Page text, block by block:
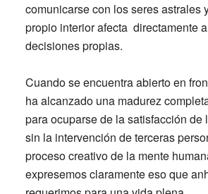
comunicarse con los seres astrales
propio interior afecta directamente
decisiones propias.
Cuando se encuentra abierto en
ha alcanzado una madurez
para ocuparse de la satisfacción de
sin la intervención de terceras
proceso creativo de la mente
expresemos claramente eso que